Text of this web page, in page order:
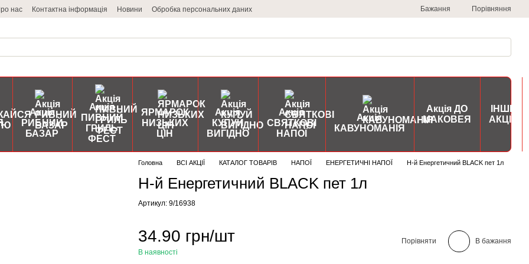
нас Контактна інформація Новини Обробка персональних даних Бажання Порівняння
Акція
РИБНИЙ
БАЗАР
Акція
ПИВНИЙ
ГРИЛЬ
ФЕСТ
ЯРМАРОК
НИЗЬКИХ
ЦІН
Акція
КУПУЙ
ВИГІДНО
Акція
СВЯТКОВІ
НАПОЇ
Акція
КАВУНОМАНІЯ
Акція ДО
МАКОВЕЯ
ІНШІ
АКЦІЇ
Головна ВСІ АКЦІЇ КАТАЛОГ ТОВАРІВ НАПОЇ ЕНЕРГЕТИЧНІ НАПОЇ Н-й Енергетичний BLACK пет 1л
Н-й Енергетичний BLACK пет 1л
Артикул: 9/16938
34.90 грн/шт
В наявності
Порівняти В бажання